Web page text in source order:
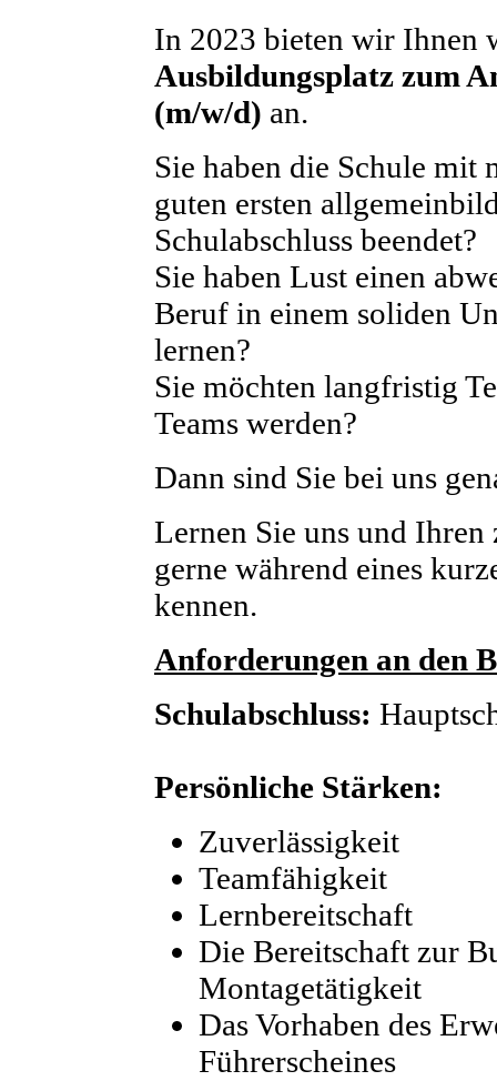
In 2023 bieten wir Ihnen
Ausbildungsplatz zum
(m/w/d) an.
Sie haben die Schule mit
guten ersten
Schulabschluss beendet?
Sie haben Lust einen
Beruf in einem soliden
lernen?
Sie möchten langfristig
Teams werden?
Dann sind Sie bei uns
Lernen Sie uns und
gerne während eines
kennen.
Anforderungen an den
Schulabschluss:
Persönliche Stärken:
Zuverlässigkeit
Teamfähigkeit
Lernbereitschaft
Die Bereitschaft zur
Montagetätigkeit
Das Vorhaben des
Führerscheines